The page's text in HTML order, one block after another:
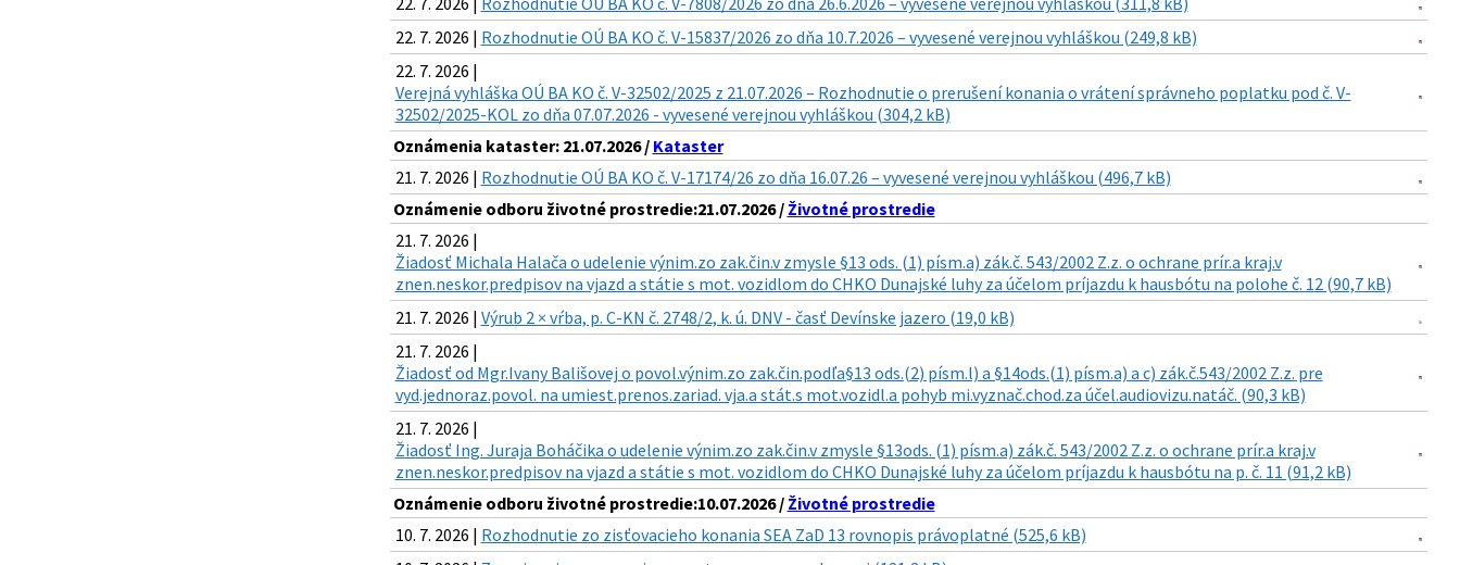
22. 7. 2026 | Rozhodnutie OÚ BA KO č. V-15837/2026 zo dňa 10.7.2026 – vyvesené verejnou vyhláškou (249,8 kB)
22. 7. 2026 |
Verejná vyhláška OÚ BA KO č. V-32502/2025 z 21.07.2026 – Rozhodnutie o prerušení konania o vrátení správneho poplatku pod č. V-
32502/2025-KOL zo dňa 07.07.2026 - vyvesené verejnou vyhláškou (304,2 kB)
Oznámenia kataster: 21.07.2026 / Kataster
21. 7. 2026 | Rozhodnutie OÚ BA KO č. V-17174/26 zo dňa 16.07.26 – vyvesené verejnou vyhláškou (496,7 kB)
Oznámenie odboru životné prostredie:21.07.2026 / Životné prostredie
21. 7. 2026 |
Žiadosť Michala Halača o udelenie výnim.zo zak.čin.v zmysle §13 ods. (1) písm.a) zák.č. 543/2002 Z.z. o ochrane prír.a kraj.v
znen.neskor.predpisov na vjazd a státie s mot. vozidlom do CHKO Dunajské luhy za účelom príjazdu k hausbótu na polohe č. 12 (90,7 kB)
21. 7. 2026 | Výrub 2 × vŕba, p. C-KN č. 2748/2, k. ú. DNV - časť Devínske jazero (19,0 kB)
21. 7. 2026 |
Žiadosť od Mgr.Ivany Bališovej o povol.výnim.zo zak.čin.podľa§13 ods.(2) písm.l) a §14ods.(1) písm.a) a c) zák.č.543/2002 Z.z. pre
vyd.jednoraz.povol. na umiest.prenos.zariad. vja.a stát.s mot.vozidl.a pohyb mi.vyznač.chod.za účel.audiovizu.natáč. (90,3 kB)
21. 7. 2026 |
Žiadosť Ing. Juraja Boháčika o udelenie výnim.zo zak.čin.v zmysle §13ods. (1) písm.a) zák.č. 543/2002 Z.z. o ochrane prír.a kraj.v
znen.neskor.predpisov na vjazd a státie s mot. vozidlom do CHKO Dunajské luhy za účelom príjazdu k hausbótu na p. č. 11 (91,2 kB)
Oznámenie odboru životné prostredie:10.07.2026 / Životné prostredie
10. 7. 2026 | Rozhodnutie zo zisťovacieho konania SEA ZaD 13 rovnopis právoplatné (525,6 kB)